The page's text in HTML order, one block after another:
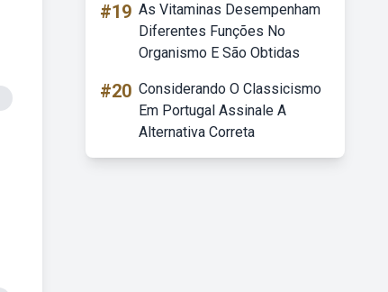
#19 As Vitaminas Desempenham
Diferentes Funções No
Organismo E São Obtidas
#20 Considerando O Classicismo
Em Portugal Assinale A
Alternativa Correta